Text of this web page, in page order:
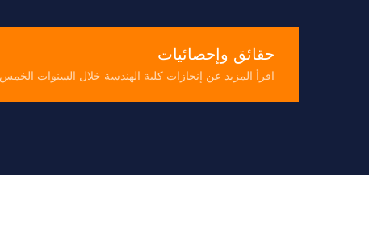
حقائق وإحصائيات
اقرأ المزيد عن إنجازات كلية الهندسة خلال السنوات الخمس